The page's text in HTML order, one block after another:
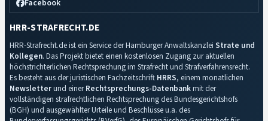
Facebook
HRR-STRAFRECHT.DE
HRR-Strafrecht.de ist ein Service der Hamburger Anwaltskanzlei Strate und
Kollegen. Das Projekt bietet einen kostenlosen Zugang zur aktuellen
höchstrichterlichen Rechtsprechung im Strafrecht und Strafverfahrensrecht.
Es besteht aus der juristischen Fachzeitschrift HRRS, einem monatlichen
Newsletterund einerRechtsprechungs-Datenbankmit der
vollständigen strafrechtlichen Rechtsprechung des Bundesgerichtshofs
(BGH) und ausgewählter Urteile und Beschlüsse u.a. des